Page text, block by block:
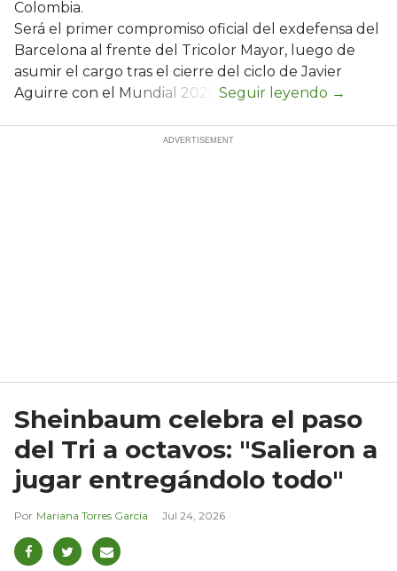
Colombia.
Será el primer compromiso oficial del exdefensa del
Barcelona al frente del Tricolor Mayor, luego de
asumir el cargo tras el cierre del ciclo de Javier
Aguirre con el Mundial 2026.
Sheinbaum celebra el paso
del Tri a octavos: "Salieron a
jugar entregándolo todo"
Mariana Torres García Jul 24, 2026